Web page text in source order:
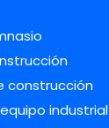
construcción
industrial